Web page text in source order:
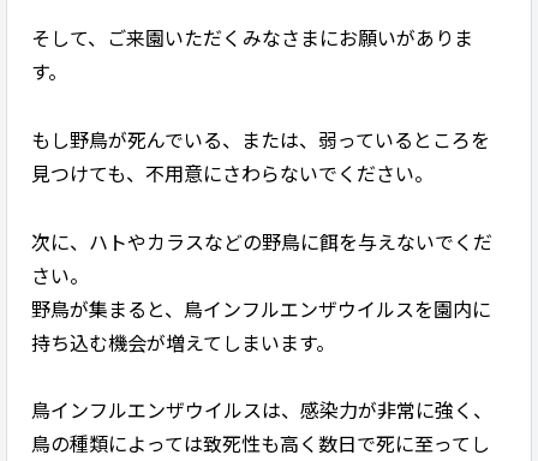
そして、ご来園いただくみなさまにお願いがありま
す。
もし野鳥が死んでいる、または、弱っているところを
見つけても、不用意にさわらないでください。
次に、ハトやカラスなどの野鳥に餌を与えないでくだ
さい。
野鳥が集まると、鳥インフルエンザウイルスを園内に
持ち込む機会が増えてしまいます。
鳥インフルエンザウイルスは、感染力が非常に強く、
鳥の種類によっては致死性も高く数日で死に至ってし